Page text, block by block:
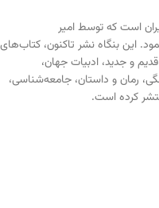
است که توسط امیر
را آغاز نمود. این بنگاه نشر تاکنون، کتاب‌های
و جدید، ادبیات جهان،
رمان و داستان، جامعه‌شناسی،
کرده است.